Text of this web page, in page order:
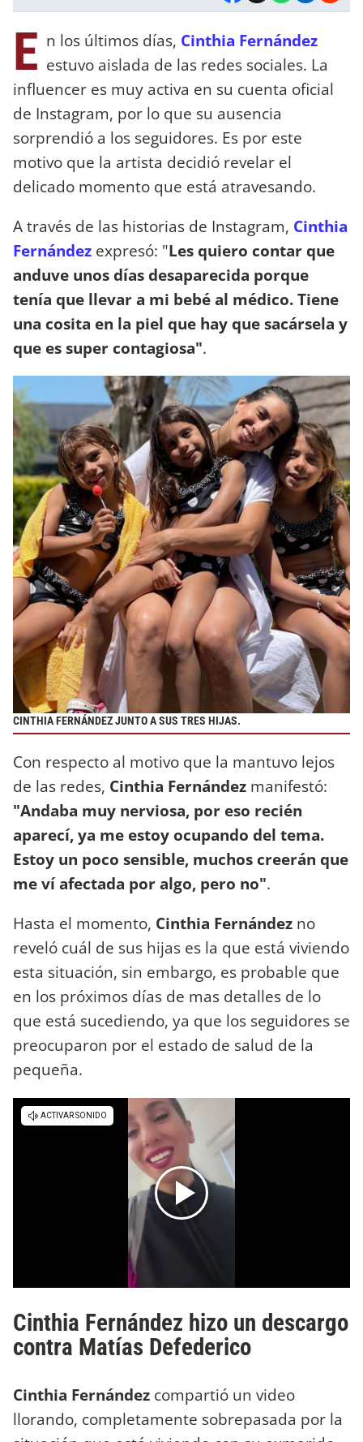
E n los últimos días, Cinthia Fernández
estuvo aislada de las redes sociales. La
influencer es muy activa en su cuenta oficial
de Instagram, por lo que su ausencia
sorprendió a los seguidores. Es por este
motivo que la artista decidió revelar el
delicado momento que está atravesando.
A través de las historias de Instagram, Cinthia
Fernández expresó: "Les quiero contar que
anduve unos días desaparecida porque
tenía que llevar a mi bebé al médico. Tiene
una cosita en la piel que hay que sacársela y
que es super contagiosa".
CINTHIA FERNÁNDEZ JUNTO A SUS TRES HIJAS.
Con respecto al motivo que la mantuvo lejos
de las redes, Cinthia Fernández manifestó:
"Andaba muy nerviosa, por eso recién
aparecí, ya me estoy ocupando del tema.
Estoy un poco sensible, muchos creerán que
me ví afectada por algo, pero no".
Hasta el momento, Cinthia Fernández no
reveló cuál de sus hijas es la que está viviendo
esta situación, sin embargo, es probable que
en los próximos días de mas detalles de lo
que está sucediendo, ya que los seguidores se
preocuparon por el estado de salud de la
pequeña.
Cinthia Fernández hizo un descargo
contra Matías Defederico
Cinthia Fernández compartió un video
llorando, completamente sobrepasada por la